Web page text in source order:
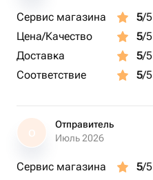
Сервис магазина 5/5
Цена/Качество
5/5
Доставка
5/5
Соответствие
5/5
О
Отправитель
Июль 2026
Сервис магазина 5/5